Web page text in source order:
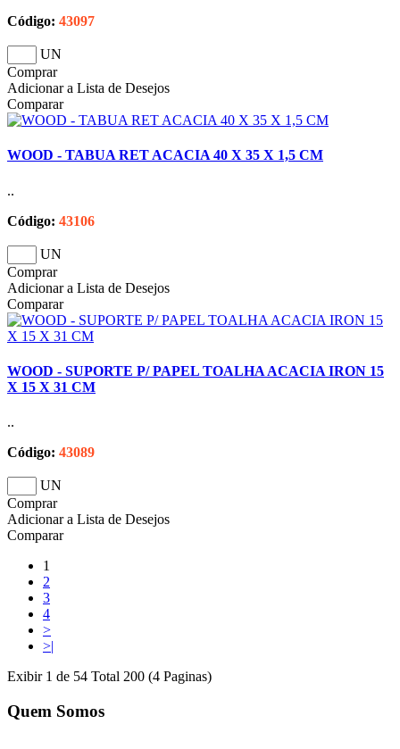
Código: 43097
UN
Comprar
Adicionar a Lista de Desejos
Comparar
WOOD - TABUA RET ACACIA 40 X 35 X 1,5 CM
..
Código: 43106
UN
Comprar
Adicionar a Lista de Desejos
Comparar
WOOD - SUPORTE P/ PAPEL TOALHA ACACIA IRON 15
X 15 X 31 CM
..
Código: 43089
UN
Comprar
Adicionar a Lista de Desejos
Comparar
1
2
3
4
>
>|
Exibir 1 de 54 Total 200 (4 Paginas)
Quem Somos